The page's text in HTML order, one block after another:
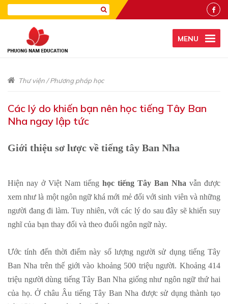
MENU
Thư viện/Phương pháp học
Các lý do khiến bạn nên học tiếng Tây Ban
Nha ngay lập tức
Giới thiệu sơ lược về tiếng tây Ban Nha
Hiện nay ở Việt Nam tiếng học tiếng Tây Ban Nha vẫn được
xem như là một ngôn ngữ khá mới mẻ đối với sinh viên và những
người đang đi làm. Tuy nhiên, với các lý do sau đây sẽ khiến suy
nghĩ của bạn thay đổi và theo đuổi ngôn ngữ này.
Ước tính đến thời điểm này số lượng người sử dụng tiếng Tây
Ban Nha trên thế giới vào khoảng 500 triệu người. Khoảng 414
triệu người dùng tiếng Tây Ban Nha giống như ngôn ngữ thứ hai
của họ. Ở châu Âu tiếng Tây Ban Nha được sử dụng thành tạo